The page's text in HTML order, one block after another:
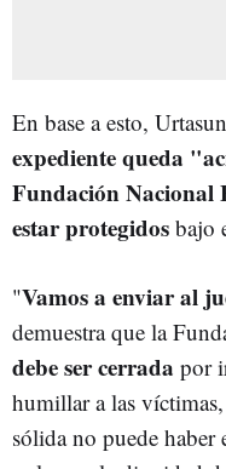
En base a esto,
expediente queda
Fundación Nacional
estar protegidos bajo
"Vamos a enviar al
demuestra que la
debe ser cerrada por
humillar a las
sólida no puede haber